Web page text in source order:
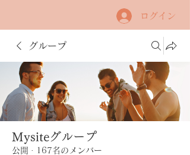
ログイン
グループ
Mysiteグループ
公開 · 167名のメンバー